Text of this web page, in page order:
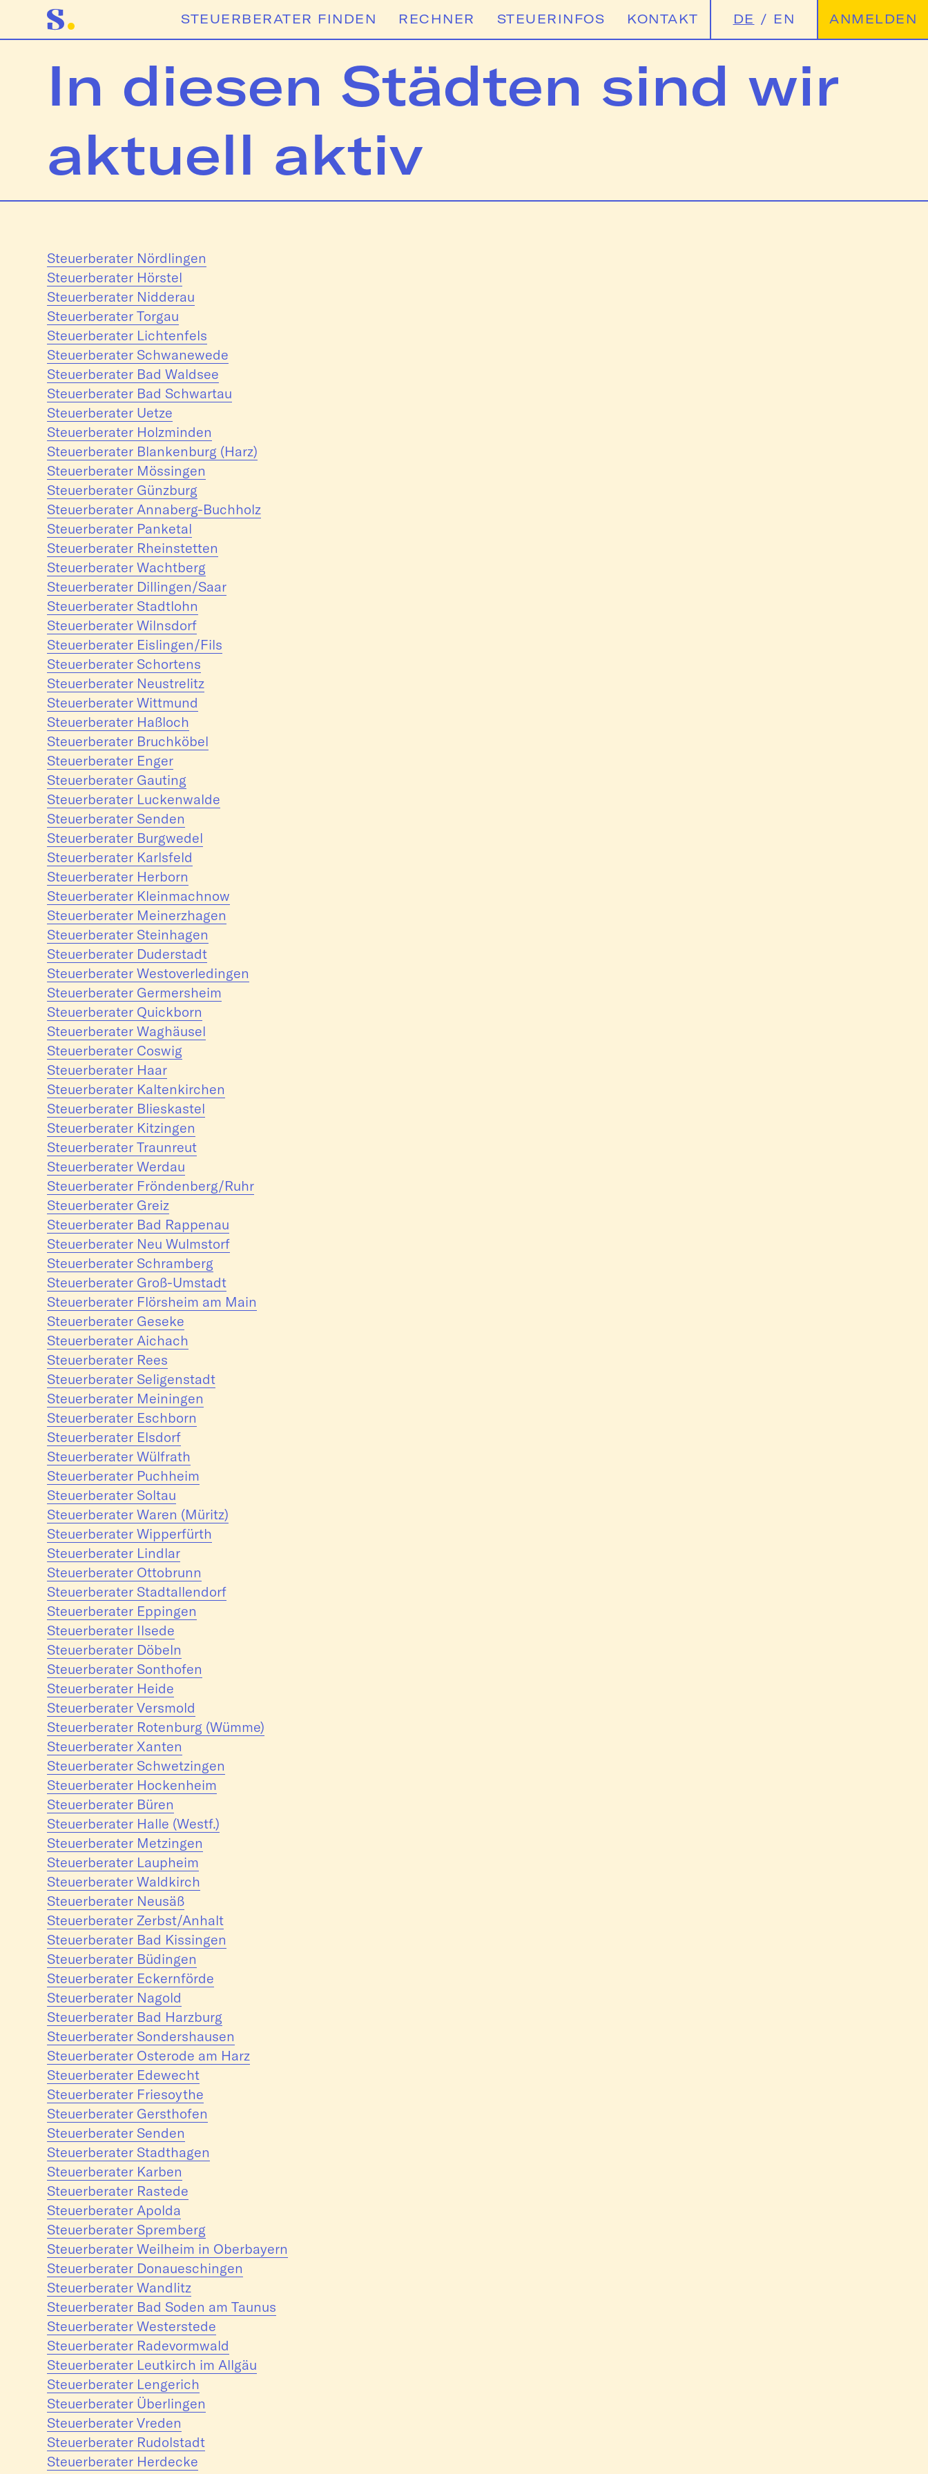
STEUERBERATER FINDEN RECHNER STEUERINFOS KONTAKT DE / EN ANMELDEN
In diesen Städten sind wir
aktuell aktiv
Steuerberater Nördlingen
Steuerberater Hörstel
Steuerberater Nidderau
Steuerberater Torgau
Steuerberater Lichtenfels
Steuerberater Schwanewede
Steuerberater Bad Waldsee
Steuerberater Bad Schwartau
Steuerberater Uetze
Steuerberater Holzminden
Steuerberater Blankenburg (Harz)
Steuerberater Mössingen
Steuerberater Günzburg
Steuerberater Annaberg-Buchholz
Steuerberater Panketal
Steuerberater Rheinstetten
Steuerberater Wachtberg
Steuerberater Dillingen/Saar
Steuerberater Stadtlohn
Steuerberater Wilnsdorf
Steuerberater Eislingen/Fils
Steuerberater Schortens
Steuerberater Neustrelitz
Steuerberater Wittmund
Steuerberater Haßloch
Steuerberater Bruchköbel
Steuerberater Enger
Steuerberater Gauting
Steuerberater Luckenwalde
Steuerberater Senden
Steuerberater Burgwedel
Steuerberater Karlsfeld
Steuerberater Herborn
Steuerberater Kleinmachnow
Steuerberater Meinerzhagen
Steuerberater Steinhagen
Steuerberater Duderstadt
Steuerberater Westoverledingen
Steuerberater Germersheim
Steuerberater Quickborn
Steuerberater Waghäusel
Steuerberater Coswig
Steuerberater Haar
Steuerberater Kaltenkirchen
Steuerberater Blieskastel
Steuerberater Kitzingen
Steuerberater Traunreut
Steuerberater Werdau
Steuerberater Fröndenberg/Ruhr
Steuerberater Greiz
Steuerberater Bad Rappenau
Steuerberater Neu Wulmstorf
Steuerberater Schramberg
Steuerberater Groß-Umstadt
Steuerberater Flörsheim am Main
Steuerberater Geseke
Steuerberater Aichach
Steuerberater Rees
Steuerberater Seligenstadt
Steuerberater Meiningen
Steuerberater Eschborn
Steuerberater Elsdorf
Steuerberater Wülfrath
Steuerberater Puchheim
Steuerberater Soltau
Steuerberater Waren (Müritz)
Steuerberater Wipperfürth
Steuerberater Lindlar
Steuerberater Ottobrunn
Steuerberater Stadtallendorf
Steuerberater Eppingen
Steuerberater Ilsede
Steuerberater Döbeln
Steuerberater Sonthofen
Steuerberater Heide
Steuerberater Versmold
Steuerberater Rotenburg (Wümme)
Steuerberater Xanten
Steuerberater Schwetzingen
Steuerberater Hockenheim
Steuerberater Büren
Steuerberater Halle (Westf.)
Steuerberater Metzingen
Steuerberater Laupheim
Steuerberater Waldkirch
Steuerberater Neusäß
Steuerberater Zerbst/Anhalt
Steuerberater Bad Kissingen
Steuerberater Büdingen
Steuerberater Eckernförde
Steuerberater Nagold
Steuerberater Bad Harzburg
Steuerberater Sondershausen
Steuerberater Osterode am Harz
Steuerberater Edewecht
Steuerberater Friesoythe
Steuerberater Gersthofen
Steuerberater Senden
Steuerberater Stadthagen
Steuerberater Karben
Steuerberater Rastede
Steuerberater Apolda
Steuerberater Spremberg
Steuerberater Weilheim in Oberbayern
Steuerberater Donaueschingen
Steuerberater Wandlitz
Steuerberater Bad Soden am Taunus
Steuerberater Westerstede
Steuerberater Radevormwald
Steuerberater Leutkirch im Allgäu
Steuerberater Lengerich
Steuerberater Überlingen
Steuerberater Vreden
Steuerberater Rudolstadt
Steuerberater Herdecke